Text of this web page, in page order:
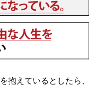
抱えているとしたら、